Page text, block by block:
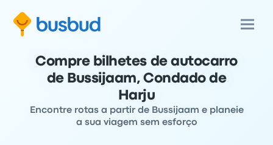
Compre bilhetes de autocarro
de Bussijaam, Condado de
Harju
Encontre rotas a partir de Bussijaam e planeie
a sua viagem sem esforço